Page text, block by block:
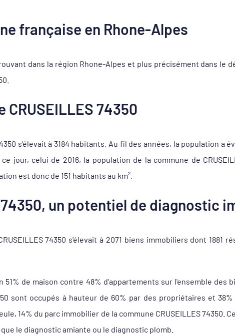
française en Rhone-Alpes
dans la région Rhone-Alpes et plus précisément dans le
74350
s'élevait à 3184 habitants. Au fil des années, la population a
jour, celui de 2016, la population de la commune de
est donc de 151 habitants au km².
74350, un potentiel de diagnostic
74350 s'élevait à 2071 biens immobiliers dont 1881
de maison contre 48% d'appartements sur l'ensemble des
sont occupés à hauteur de 60% par des propriétaires et
14% du parc immobilier de la commune CRUSEILLES
le diagnostic amiante ou le diagnostic plomb.